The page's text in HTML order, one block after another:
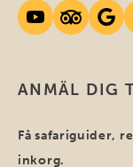
ANMÄL DIG
Få safariguider,
inkorg.